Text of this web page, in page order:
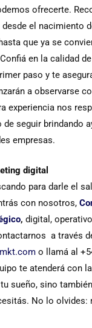
ofrecerte.
el nacimiento
que ya se
en la calidad
paso y te
a observarse
experiencia nos
seguir brindando
empresas.
digital
para darle el
con nosotros,
,digital,
a través
o llamá al
te atenderá con
sueño, sino
No lo olvides: